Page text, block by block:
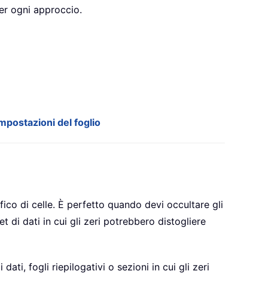
ogni approccio.
del foglio
di celle. È perfetto quando devi occultare gli
di dati in cui gli zeri potrebbero distogliere
dati, fogli riepilogativi o sezioni in cui gli zeri